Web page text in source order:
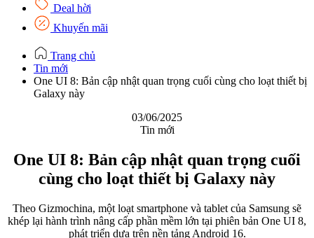
Deal hời
Khuyến mãi
Trang chủ
Tin mới
One UI 8: Bản cập nhật quan trọng cuối cùng cho loạt thiết bị
Galaxy này
03/06/2025
Tin mới
One UI 8: Bản cập nhật quan trọng cuối
cùng cho loạt thiết bị Galaxy này
Theo Gizmochina, một loạt smartphone và tablet của Samsung sẽ
khép lại hành trình nâng cấp phần mềm lớn tại phiên bản One UI 8,
phát triển dựa trên nền tảng Android 16.